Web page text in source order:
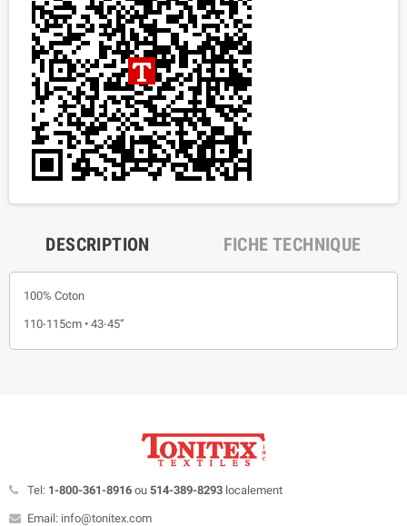
DESCRIPTION FICHE TECHNIQUE
100% Coton
110-115cm • 43-45”
Tel: 1-800-361-8916 ou 514-389-8293 localement
Email: info@tonitex.com